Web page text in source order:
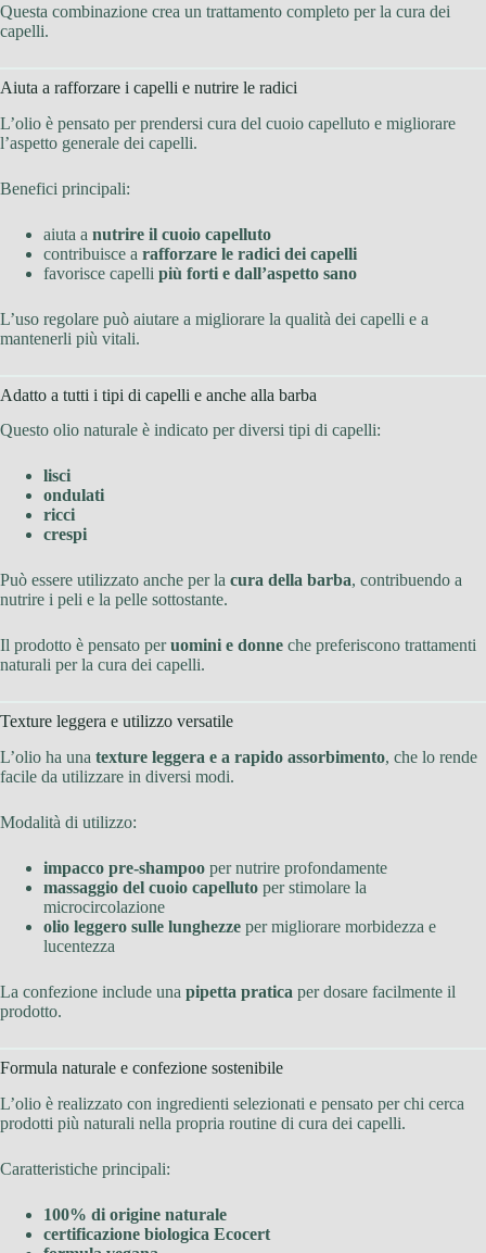
Questa combinazione crea un trattamento completo per la cura dei
capelli.
Aiuta a rafforzare i capelli e nutrire le radici
L’olio è pensato per prendersi cura del cuoio capelluto e migliorare
l’aspetto generale dei capelli.
Benefici principali:
aiuta a nutrire il cuoio capelluto
contribuisce a rafforzare le radici dei capelli
favorisce capelli più forti e dall’aspetto sano
L’uso regolare può aiutare a migliorare la qualità dei capelli e a
mantenerli più vitali.
Adatto a tutti i tipi di capelli e anche alla barba
Questo olio naturale è indicato per diversi tipi di capelli:
lisci
ondulati
ricci
crespi
Può essere utilizzato anche per la cura della barba, contribuendo a
nutrire i peli e la pelle sottostante.
Il prodotto è pensato peruomini e donne che preferiscono trattamenti
naturali per la cura dei capelli.
Texture leggera e utilizzo versatile
L’olio ha una texture leggera e a rapido assorbimento, che lo rende
facile da utilizzare in diversi modi.
Modalità di utilizzo:
impacco pre-shampoo per nutrire profondamente
massaggio del cuoio capelluto per stimolare la
microcircolazione
olio leggero sulle lunghezze per migliorare morbidezza e
lucentezza
La confezione include una pipetta pratica per dosare facilmente il
prodotto.
Formula naturale e confezione sostenibile
L’olio è realizzato con ingredienti selezionati e pensato per chi cerca
prodotti più naturali nella propria routine di cura dei capelli.
Caratteristiche principali:
100% di origine naturale
certificazione biologica Ecocert